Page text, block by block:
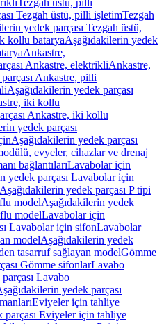
Tezgah üstü, pilli
Tezgah üstü, pilli işletimTezgah
yedek parçası Tezgah üstü,
kollu bataryaAşağıdakilerin yedek
Ankastre,
Ankastre, elektrikliAnkastre,
Ankastre, pilli
Aşağıdakilerin yedek parçası
iki kollu
Ankastre, iki kollu
yedek parçası
Aşağıdakilerin yedek parçası
evyeler, cihazlar ve drenaj
bağlantılarıLavabolar için
yedek parçası Lavabolar için
Aşağıdakilerin yedek parçası P tipi
modelAşağıdakilerin yedek
modelLavabolar için
Lavabolar için sifonLavabolar
modelAşağıdakilerin yedek
tasarruf sağlayan modelGömme
Gömme sifonlarLavabo
Lavabo
yedek parçası
Eviyeler için tahliye
parçası Eviyeler için tahliye